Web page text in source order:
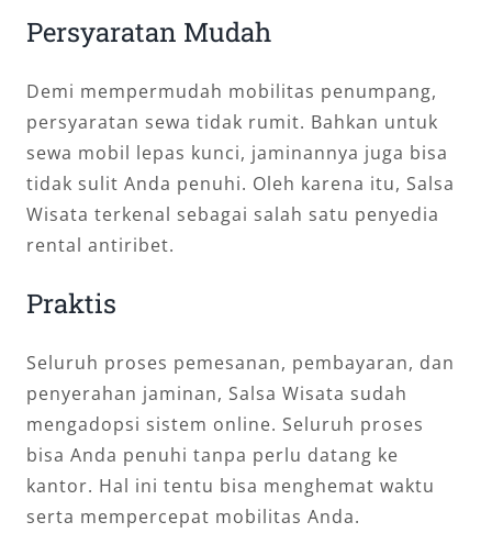
Persyaratan Mudah
Demi mempermudah mobilitas penumpang,
persyaratan sewa tidak rumit. Bahkan untuk
sewa mobil lepas kunci, jaminannya juga bisa
tidak sulit Anda penuhi. Oleh karena itu, Salsa
Wisata terkenal sebagai salah satu penyedia
rental antiribet.
Praktis
Seluruh proses pemesanan, pembayaran, dan
penyerahan jaminan, Salsa Wisata sudah
mengadopsi sistem online. Seluruh proses
bisa Anda penuhi tanpa perlu datang ke
kantor. Hal ini tentu bisa menghemat waktu
serta mempercepat mobilitas Anda.